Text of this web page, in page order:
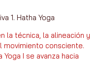
1. Hatha Yoga
la técnica, la alineación y
movimiento consciente.
Yoga I se avanza hacia